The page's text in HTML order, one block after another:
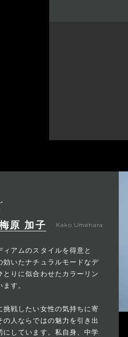
原 加子 Kako Umehara
アムのスタイルを得意と
効いたナチュラルモードなデ
とりに似合わせたカラーリン
す。
挑戦したい女性の気持ちに寄
の人ならではの魅力を引き出
にしています。私自身、中学